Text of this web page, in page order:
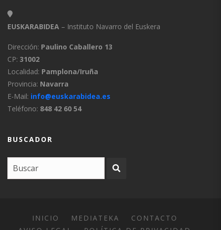
EUSKARABIDEA – Instituto Navarro del Euskera
Dirección: Paulino Caballero 13
CP: 31002
Localidad: Pamplona/Iruña
Provincia: Navarra
E-Mail: info@euskarabidea.es
Teléfono: 848 42 60 54
BUSCADOR
INICIO MEDIATEKA
CONTACTO